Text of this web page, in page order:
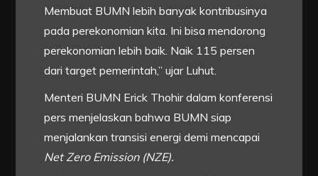
Membuat BUMN lebih banyak kontribusinya
pada perekonomian kita. Ini bisa mendorong
perekonomian lebih baik. Naik 115 persen
dari target pemerintah,” ujar Luhut.
Menteri BUMN Erick Thohir dalam konferensi
pers menjelaskan bahwa BUMN siap
menjalankan transisi energi demi mencapai
Net Zero Emission (NZE).